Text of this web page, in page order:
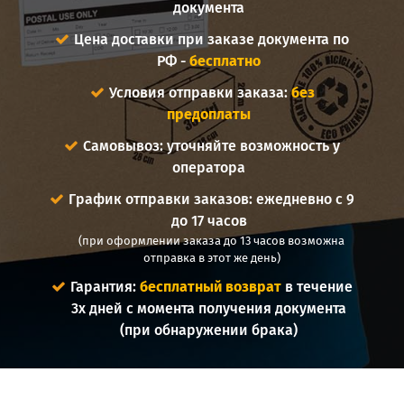
документа
Цена доставки при заказе документа по
РФ -бесплатно
Условия отправки заказа:без
предоплаты
Самовывоз: уточняйте возможность у
оператора
График отправки заказов: ежедневно с 9
до 17 часов
(при оформлении заказа до 13 часов возможна
отправка в этот же день)
Гарантия:бесплатный возврат в течение
3х дней с момента получения документа
(при обнаружении брака)